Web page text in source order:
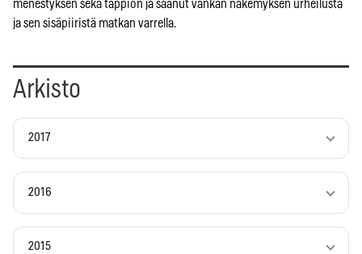
menestyksen sekä tappion ja saanut vankan näkemyksen urheilusta
ja sen sisäpiiristä matkan varrella.
Arkisto
2017
2016
2015